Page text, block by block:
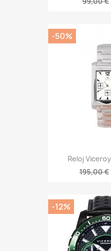
Reloj
195,00 €
-50%
-12%